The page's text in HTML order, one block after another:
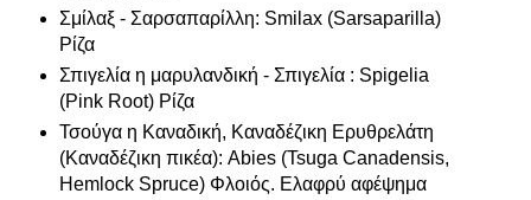
Σμίλαξ - Σαρσαπαρίλλη: Smilax (Sarsaparilla)
Ρίζα
Σπιγελία η μαρυλανδική - Σπιγελία : Spigelia
(Pink Root) Ρίζα
Τσούγα η Καναδική, Καναδέζικη Ερυθρελάτη
(Καναδέζικη πικέα): Abies (Tsuga Canadensis,
Hemlock Spruce) Φλοιός. Ελαφρύ αφέψημα